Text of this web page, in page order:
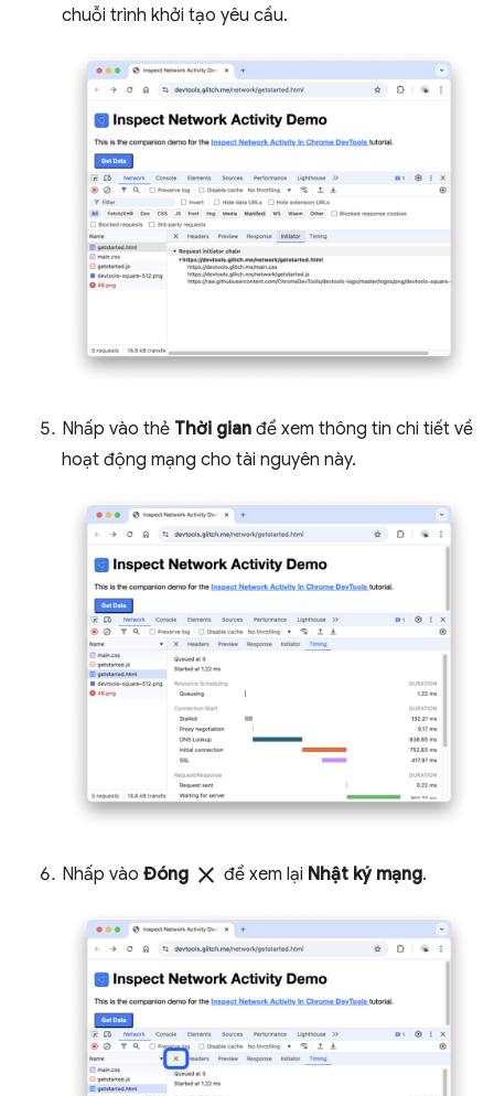
chuỗi trình khởi tạo yêu cầu.
Nhấp vào thẻ Thời gian để xem thông tin chi tiết về
hoạt động mạng cho tài nguyên này.
Nhấp vào Đóng close để xem lại Nhật ký mạng.